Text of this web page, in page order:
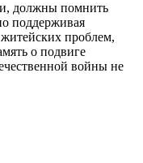
должны помнить
поддерживая
проблем,
о подвиге
войны не